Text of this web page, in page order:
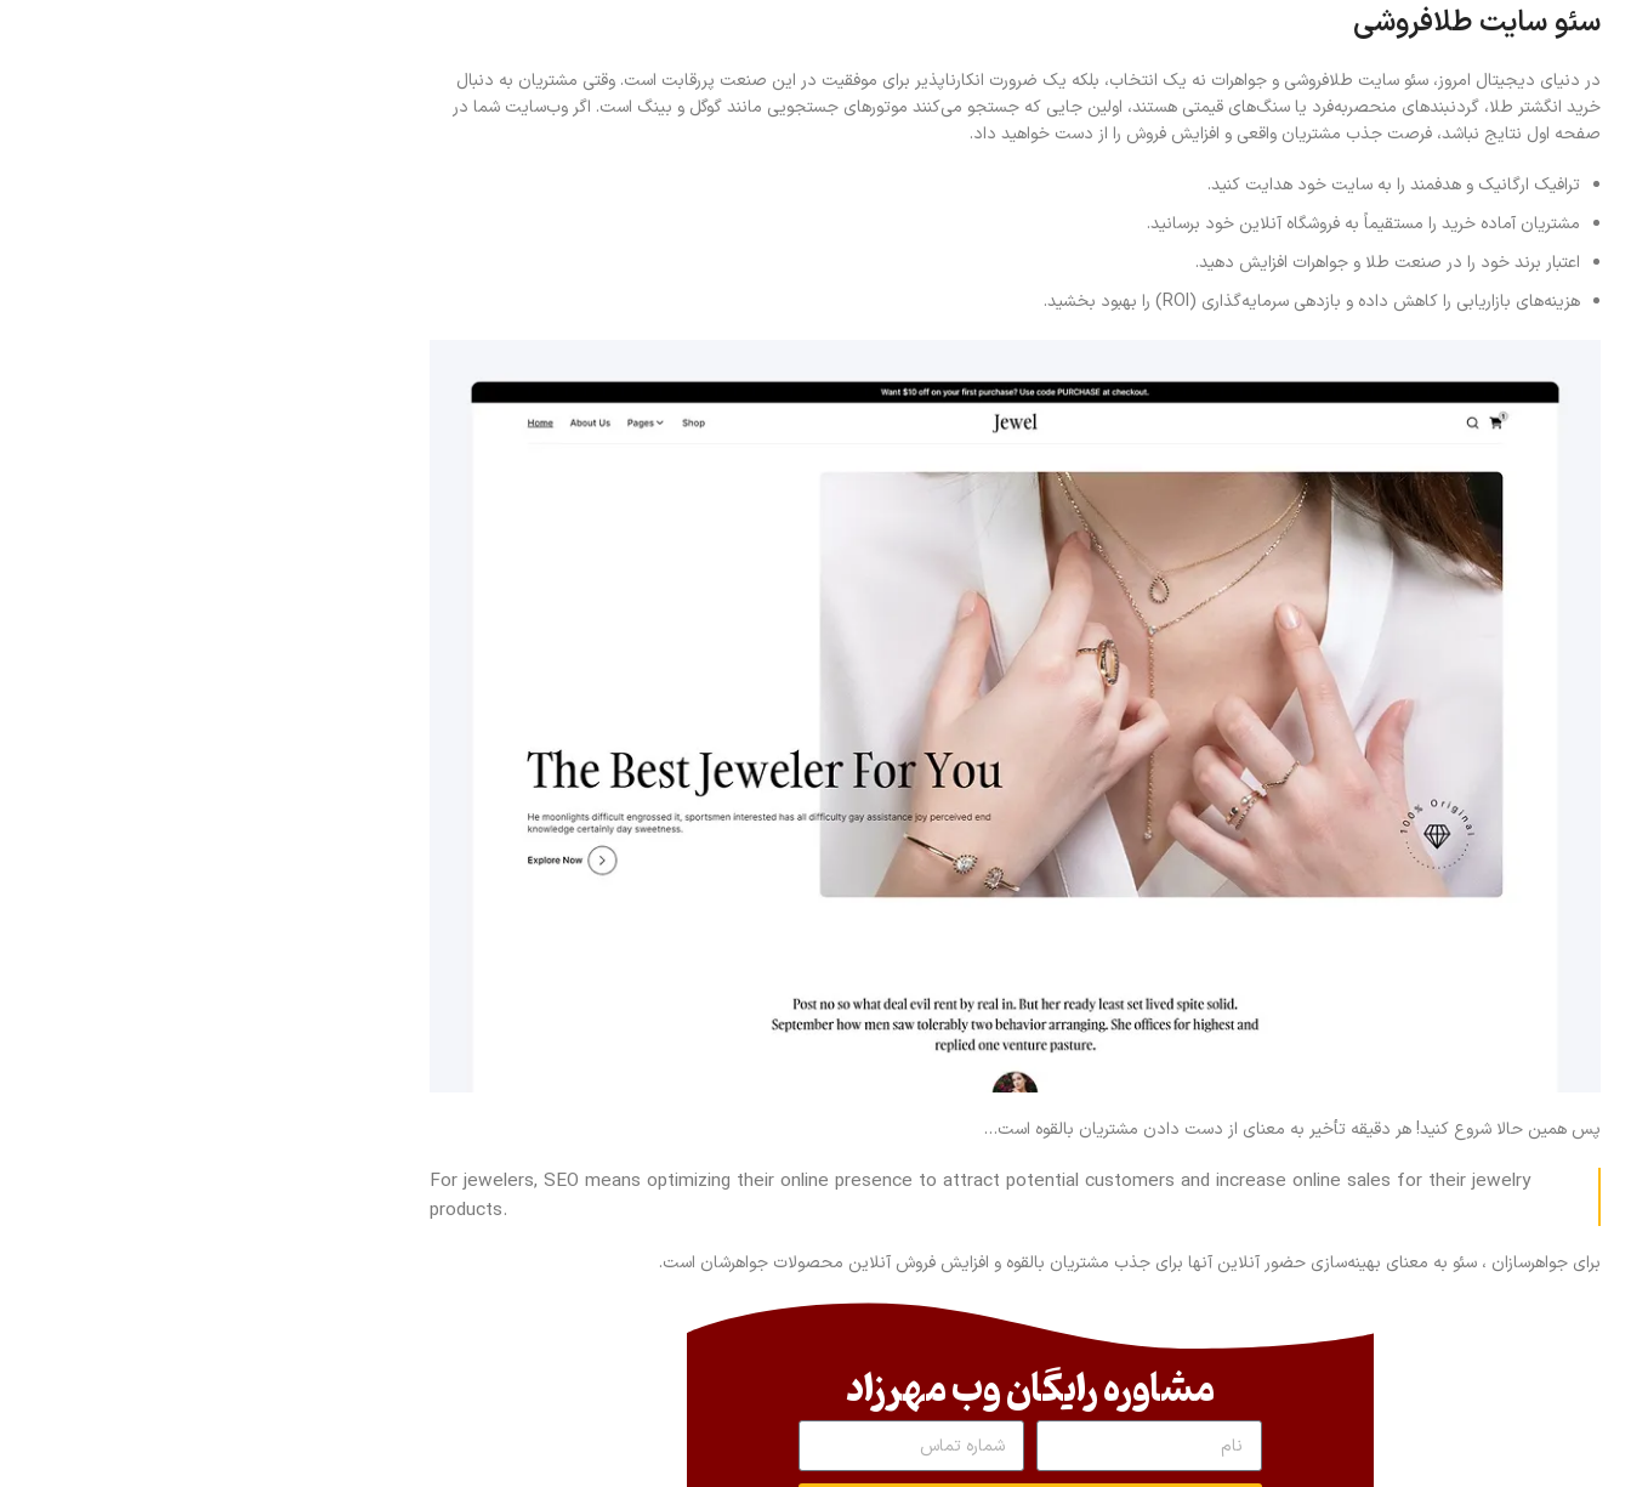
سئو سایت طلافروشی
در دنیای دیجیتال امروز، سئو سایت طلافروشی و جواهرات نه یک انتخاب، بلکه یک ضرورت انکارناپذیر برای موفقیت در این صنعت پررقابت است. وقتی مشتریان به دنبال
خرید انگشتر طلا، گردنبندهای منحصربه‌فرد یا سنگ‌های قیمتی هستند، اولین جایی که جستجو می‌کنند موتورهای جستجویی مانند گوگل و بینگ است. اگر وب‌سایت شما در
صفحه اول نتایج نباشد، فرصت جذب مشتریان واقعی و افزایش فروش را از دست خواهید داد.
ترافیک ارگانیک و هدفمند را به سایت خود هدایت کنید.
مشتریان آماده خرید را مستقیماً به فروشگاه آنلاین خود برسانید.
اعتبار برند خود را در صنعت طلا و جواهرات افزایش دهید.
هزینه‌های بازاریابی را کاهش داده و بازدهی سرمایه‌گذاری (ROI) را بهبود بخشید.
پس همین حالا شروع کنید! هر دقیقه تأخیر به معنای از دست دادن مشتریان بالقوه است…
For jewelers, SEO means optimizing their online presence to attract potential customers and increase online sales for their jewelry
products.
برای جواهرسازان ، سئو به معنای بهینه‌سازی حضور آنلاین آنها برای جذب مشتریان بالقوه و افزایش فروش آنلاین محصولات جواهرشان است.
مشاوره رایگان وب مهرزاد